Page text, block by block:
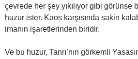
çevrede her şey yıkılıyor gibi görünse
huzur ister. Kaos karşısında sakin
imanın işaretlerinden biridir.
Ve bu huzur, Tanrı’nın görkemli